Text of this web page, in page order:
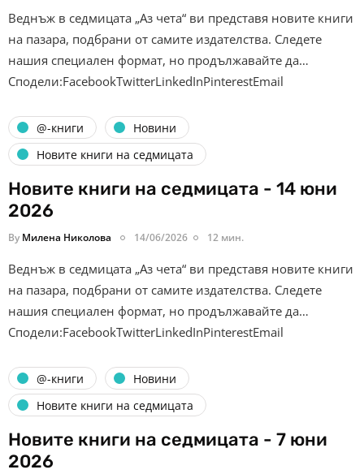
Веднъж в седмицата „Аз чета“ ви представя новите книги
на пазара, подбрани от самите издателства. Следете
нашия специален формат, но продължавайте да…
Сподели:FacebookTwitterLinkedInPinterestEmail
@-книги
Новини
Новите книги на седмицата
Новите книги на седмицата - 14 юни
2026
By Милена Николова 14/06/2026 12 мин.
Веднъж в седмицата „Аз чета“ ви представя новите книги
на пазара, подбрани от самите издателства. Следете
нашия специален формат, но продължавайте да…
Сподели:FacebookTwitterLinkedInPinterestEmail
@-книги
Новини
Новите книги на седмицата
Новите книги на седмицата - 7 юни
2026